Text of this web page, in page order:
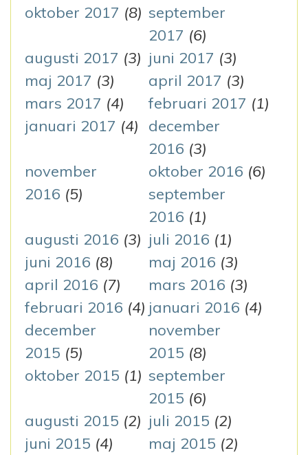
oktober 2017 (8) september
2017 (6)
augusti 2017 (3) juni 2017 (3)
maj 2017 (3) april 2017 (3)
mars 2017 (4) februari 2017 (1)
januari 2017 (4)
december
2016 (3)
november
2016 (5)
oktober 2016 (6)
september
2016 (1)
augusti 2016 (3) juli 2016 (1)
juni 2016 (8) maj 2016 (3)
april 2016 (7) mars 2016 (3)
februari 2016 (4) januari 2016 (4)
december
2015 (5)
november
2015 (8)
oktober 2015 (1) september
2015 (6)
augusti 2015 (2) juli 2015 (2)
juni 2015 (4) maj 2015 (2)